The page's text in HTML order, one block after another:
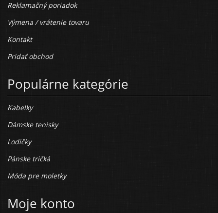
Reklamačný poriadok
Výmena / vrátenie tovaru
Kontakt
Pridať obchod
Populárne kategórie
Kabelky
Dámske tenisky
Lodičky
Pánske tričká
Móda pre moletky
Moje konto